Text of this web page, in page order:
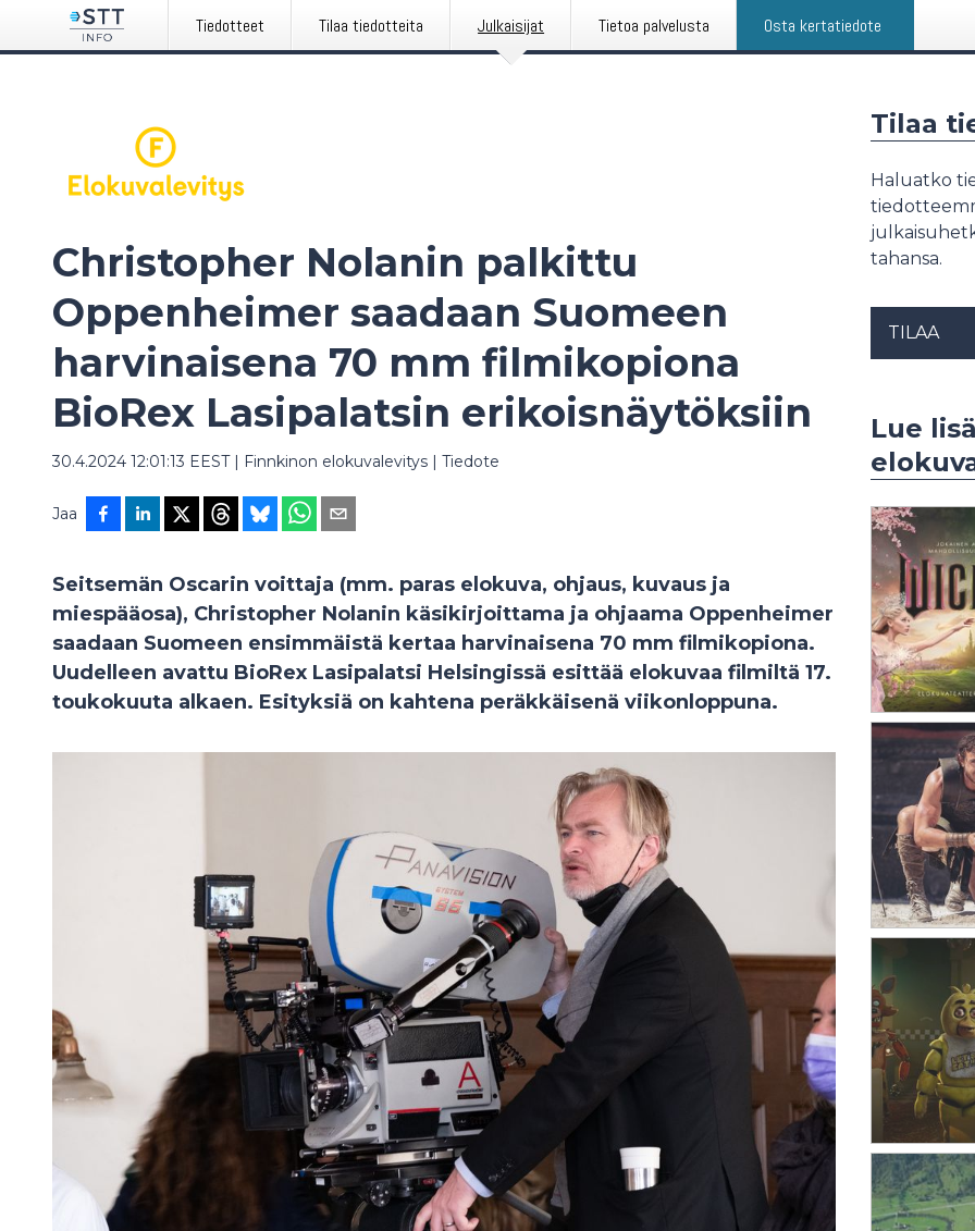
Tiedotteet Tilaa tiedotteita Julkaisijat Tietoa palvelusta Osta kertatiedote
Christopher Nolanin palkittu
Oppenheimer saadaan Suomeen
harvinaisena 70 mm filmikopiona
BioRex Lasipalatsin erikoisnäytöksiin
30.4.2024 12:01:13 EEST| Finnkinon elokuvalevitys | Tiedote
Jaa
Seitsemän Oscarin voittaja (mm. paras elokuva, ohjaus, kuvaus ja
miespääosa), Christopher Nolanin käsikirjoittama ja ohjaama Oppenheimer
saadaan Suomeen ensimmäistä kertaa harvinaisena 70 mm filmikopiona.
Uudelleen avattu BioRex Lasipalatsi Helsingissä esittää elokuvaa filmiltä 17.
toukokuuta alkaen. Esityksiä on kahtena peräkkäisenä viikonloppuna.
Tilaa
Haluatko
tahansa.
TILAA
Lue